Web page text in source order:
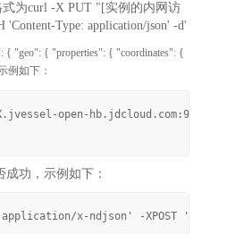
式为curl -X PUT "[实例的内网访
'Content-Type: application/json' -d'
{ "geo": { "properties": { "coordinates": {
例如下：
open-
功，示例如下：
x-ndjson' -XPOST 'es-